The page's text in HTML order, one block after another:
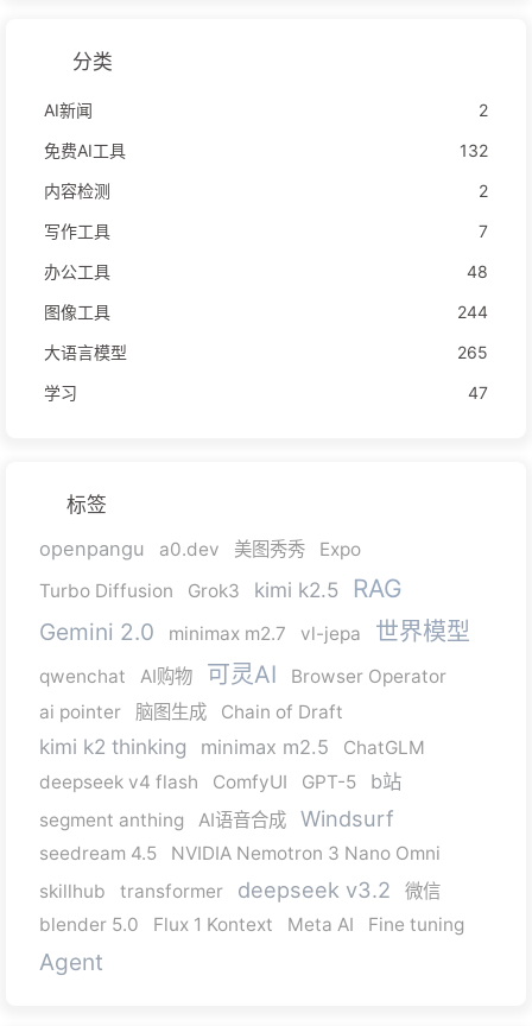
分类
AI新闻
2
免费AI工具
132
内容检测
2
写作工具
7
办公工具
48
图像工具
244
大语言模型
265
学习
47
标签
openpangu
a0.dev 美图秀秀
Expo
Turbo Diffusion
Grok3 kimi k2.5 RAG
Gemini 2.0 minimax m2.7 vl-jepa 世界模型
qwenchat AI购物 可灵AI
Browser Operator
ai pointer
脑图生成 Chain of Draft
kimi k2 thinking minimax m2.5
ChatGLM
deepseek v4 flash
ComfyUI GPT-5 b站
segment anthing AI语音合成 Windsurf
seedream 4.5
NVIDIA Nemotron 3 Nano Omni
skillhub
transformer deepseek v3.2
微信
blender 5.0
Flux 1 Kontext Meta AI Fine tuning
Agent